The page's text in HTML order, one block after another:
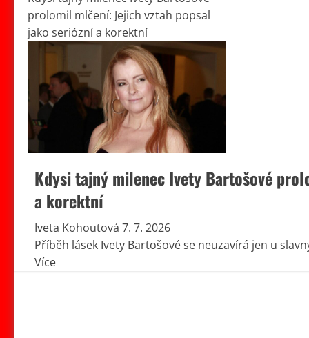
prolomil mlčení: Jejich vztah popsal
jako seriózní a korektní
Kdysi tajný milenec Ivety Bartošové
a korektní
Iveta Kohoutová 7. 7. 2026
Příběh lásek Ivety Bartošové se neuzavírá jen u
VíceRead